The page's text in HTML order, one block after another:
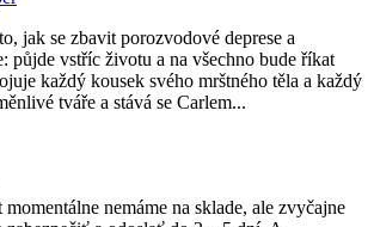
jak se zbavit porozvodové deprese a
půjde vstříc životu a na všechno bude říkat
každý kousek svého mrštného těla a každý
tváře a stává se Carlem...
nemáme na sklade, ale zvyčajne